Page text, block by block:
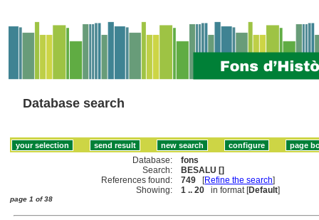
Database search
Database:
fons
Search:
BESALU []
References found:
749 [Refine the search]
Showing:
1 .. 20 in format [Default]
page 1 of 38